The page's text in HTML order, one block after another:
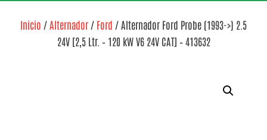
Inicio / Alternador / Ford / Alternador Ford Probe (1993->) 2.5
24V [2,5 Ltr. – 120 kW V6 24V CAT] – 413632